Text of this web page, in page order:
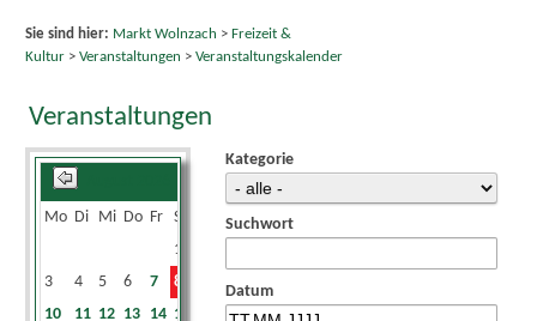
Sie sind hier: Markt Wolnzach > Freizeit &
Kultur> Veranstaltungen > Veranstaltungskalender
Veranstaltungen
Mo Di Mi Do Fr Sa
1
3
4 5 6 7 8
10
11 12 13 14 15
Kategorie
Suchwort
Datum